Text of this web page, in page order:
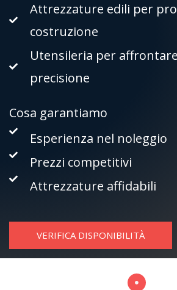
Attrezzature edili per
costruzione
Utensileria per
precisione
Cosa garantiamo
Esperienza nel noleggio
Prezzi competitivi
Attrezzature affidabili
VERIFICA DISPONIBILITÀ